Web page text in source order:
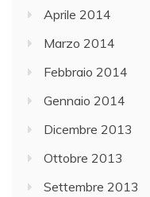
Aprile 2014
Marzo 2014
Febbraio 2014
Gennaio 2014
Dicembre 2013
Ottobre 2013
Settembre 2013